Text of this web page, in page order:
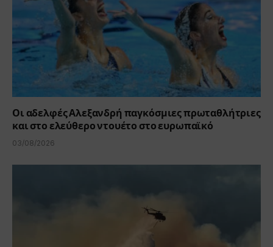
Οι αδελφές Αλεξανδρή παγκόσμιες πρωταθλήτριες
και στο ελεύθερο ντουέτο στο ευρωπαϊκό
03/08/2026